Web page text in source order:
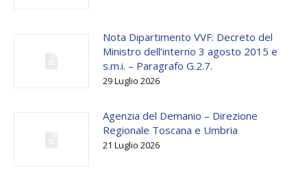
Nota Dipartimento VVF: Decreto del
Ministro dell’interno 3 agosto 2015 e
s.m.i. – Paragrafo G.2.7.
29 Luglio 2026
Agenzia del Demanio – Direzione
Regionale Toscana e Umbria
21 Luglio 2026